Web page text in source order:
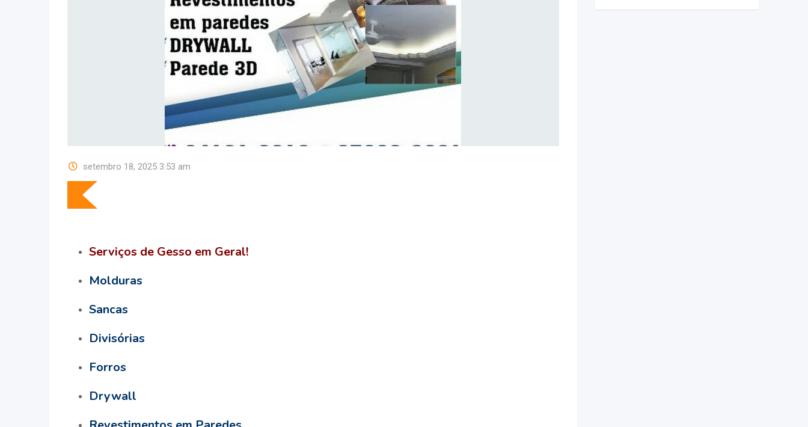
setembro 18, 2025 3:53 am
Serviços de Gesso em Geral!
Molduras
Sancas
Divisórias
Forros
Drywall